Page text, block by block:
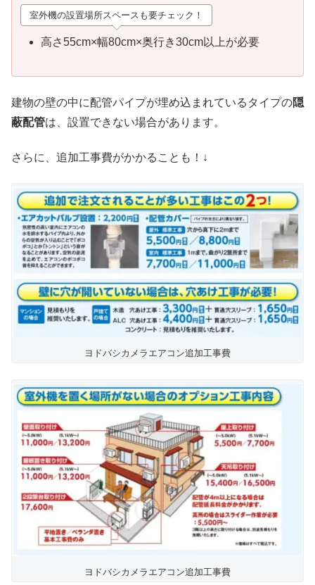
室外機の設置場所スペースも要チェック！
高さ55cm×幅80cm×奥行き30cm以上が必要
建物の壁の中に配管パイプが埋め込まれているタイプの隠
蔽配管は、設置できない場合があります。
さらに、追加工事費がかかることも！↓
ヨドバシカメラエアコン追加工事費
ヨドバシカメラエアコン追加工事費